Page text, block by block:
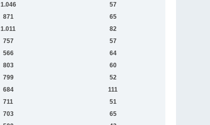
1.046
57
871
65
1.011
82
757
57
566
64
803
60
799
52
684
111
711
51
703
65